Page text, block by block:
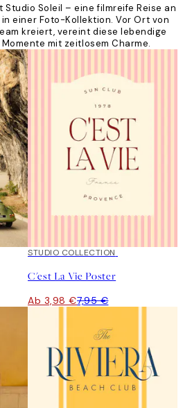
Studio Soleil – eine filmreife Reise an
einer Foto-Kollektion. Vor Ort von
kreiert, vereint diese lebendige
mit zeitlosem Charme.
50%*
STUDIO COLLECTION
C'est La Vie Poster
Ab 3,98 €7,95 €